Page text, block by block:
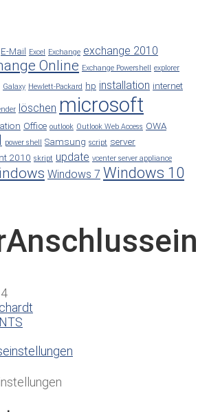
E-Mail Excel Exchange exchange 2010
Online Exchange Powershell explorer
Galaxy Hewlett-Packard hp installation internet
löschen microsoft
Office outlook Outlook Web Access OWA
power shell Samsung script server
2010 skript update vcenter server appliance
Windows 7 Windows 10